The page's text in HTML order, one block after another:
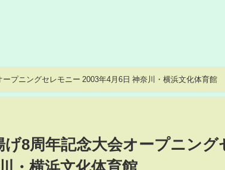
プニングセレモニー 2003年4月6日 神奈川・横浜文化体育館
げ8周年記念大会オープニング